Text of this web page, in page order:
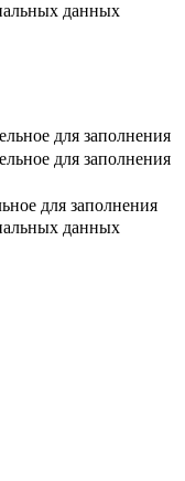
данных
для заполнения
для заполнения
для заполнения
данных